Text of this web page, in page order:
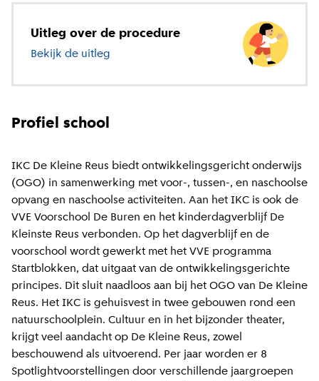
Uitleg over de procedure
Bekijk de uitleg
Profiel school
IKC De Kleine Reus biedt ontwikkelingsgericht onderwijs
(OGO) in samenwerking met voor-, tussen-, en naschoolse
opvang en naschoolse activiteiten. Aan het IKC is ook de
VVE Voorschool De Buren en het kinderdagverblijf De
Kleinste Reus verbonden. Op het dagverblijf en de
voorschool wordt gewerkt met het VVE programma
Startblokken, dat uitgaat van de ontwikkelingsgerichte
principes. Dit sluit naadloos aan bij het OGO van De Kleine
Reus. Het IKC is gehuisvest in twee gebouwen rond een
natuurschoolplein. Cultuur en in het bijzonder theater,
krijgt veel aandacht op De Kleine Reus, zowel
beschouwend als uitvoerend. Per jaar worden er 8
Spotlightvoorstellingen door verschillende jaargroepen